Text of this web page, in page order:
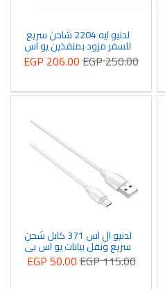
لدنيو ايه 2204 شاحن سريع
للسفر مزود بمنفذين يو اس
بى مع كابل لايتينج
EGP 206.00EGP 250.00
لدنيو ال اس 371 كابل شحن
سريع ونقل بيانات يو اس بي
نوع سى
EGP 50.00EGP 115.00